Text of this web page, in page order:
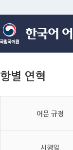
항별 연혁
어문 규정
시행일